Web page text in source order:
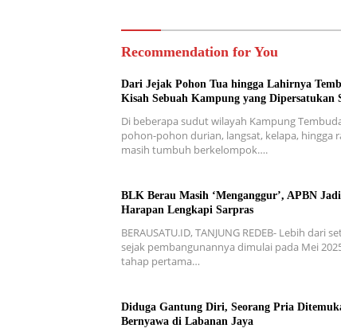
Recommendation for You
Dari Jejak Pohon Tua hingga Lahirnya
Kisah Sebuah Kampung yang Dipersatukan
Di beberapa sudut wilayah Kampung
pohon-pohon durian, langsat, kelapa, hingga
masih tumbuh berkelompok….
BLK Berau Masih ‘Menganggur’, APBN Jadi
Harapan Lengkapi Sarpras
BERAUSATU.ID, TANJUNG REDEB- Lebih dari
sejak pembangunannya dimulai pada Mei
tahap pertama…
Diduga Gantung Diri, Seorang Pria
Bernyawa di Labanan Jaya